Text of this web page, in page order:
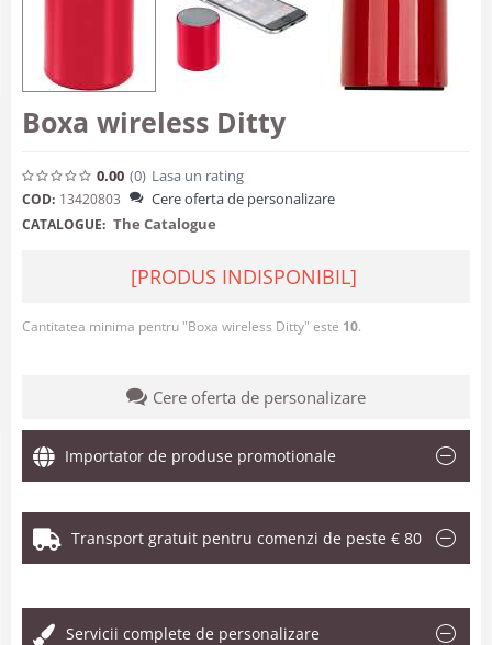
Boxa wireless Ditty
0.00 (0) Lasa un rating
COD: 13420803 Cere oferta de personalizare
CATALOGUE: The Catalogue
[PRODUS INDISPONIBIL]
Cantitatea minima pentru "Boxa wireless Ditty" este 10.
Cere oferta de personalizare
Importator de produse promotionale
Transport gratuit pentru comenzi de peste € 80
Servicii complete de personalizare